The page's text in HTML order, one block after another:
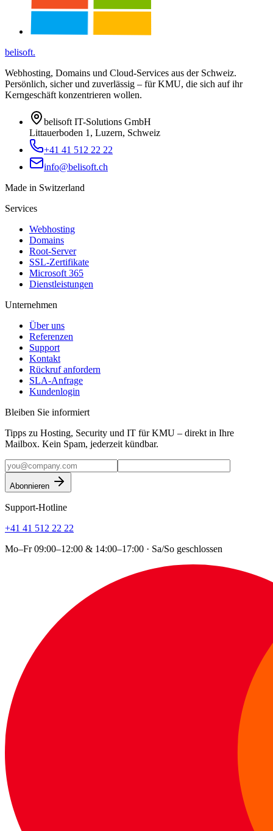
belisoft.
Webhosting, Domains und Cloud-Services aus der Schweiz.
Persönlich, sicher und zuverlässig – für KMU, die sich auf ihr
Kerngeschäft konzentrieren wollen.
belisoft IT-Solutions GmbH
Littauerboden 1, Luzern, Schweiz
+41 41 512 22 22
info@belisoft.ch
Made in Switzerland
Services
Webhosting
Domains
Root-Server
SSL-Zertifikate
Microsoft 365
Dienstleistungen
Unternehmen
Über uns
Referenzen
Support
Kontakt
Rückruf anfordern
SLA-Anfrage
Kundenlogin
Bleiben Sie informiert
Tipps zu Hosting, Security und IT für KMU – direkt in Ihre
Mailbox. Kein Spam, jederzeit kündbar.
Abonnieren
Support-Hotline
+41 41 512 22 22
Mo–Fr 09:00–12:00 & 14:00–17:00 · Sa/So geschlossen